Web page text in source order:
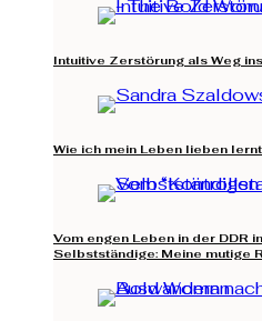
Intuitive Zerstörung als Weg
Wie ich mein Leben lieben
Vom engen Leben in der DDR
Selbstständige: Meine mutige